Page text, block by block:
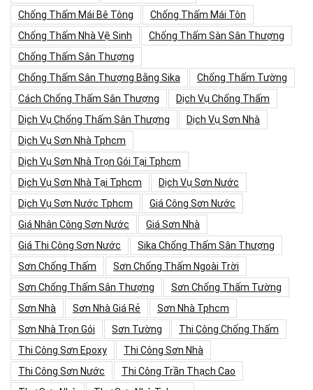
Chống Thấm Mái Bê Tông
Chống Thấm Mái Tôn
Chống Thấm Nhà Vệ Sinh
Chống Thấm Sàn Sân Thượng
Chống Thấm Sân Thượng
Chống Thấm Sân Thượng Bằng Sika
Chống Thấm Tường
Cách Chống Thấm Sân Thượng
Dịch Vụ Chống Thấm
Dịch Vụ Chống Thấm Sân Thượng
Dịch Vụ Sơn Nhà
Dịch Vụ Sơn Nhà Tphcm
Dịch Vụ Sơn Nhà Trọn Gói Tại Tphcm
Dịch Vụ Sơn Nhà Tại Tphcm
Dịch Vụ Sơn Nước
Dịch Vụ Sơn Nước Tphcm
Giá Công Sơn Nước
Giá Nhân Công Sơn Nước
Giá Sơn Nhà
Giá Thi Công Sơn Nước
Sika Chống Thấm Sân Thượng
Sơn Chống Thấm
Sơn Chống Thấm Ngoài Trời
Sơn Chống Thấm Sân Thượng
Sơn Chống Thấm Tường
Sơn Nhà
Sơn Nhà Giá Rẻ
Sơn Nhà Tphcm
Sơn Nhà Trọn Gói
Sơn Tường
Thi Công Chống Thấm
Thi Công Sơn Epoxy
Thi Công Sơn Nhà
Thi Công Sơn Nước
Thi Công Trần Thạch Cao